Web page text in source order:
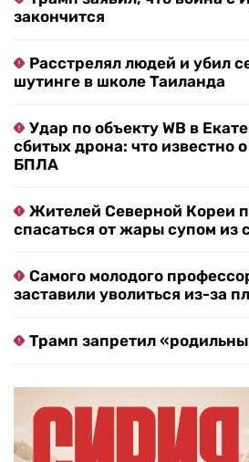
закончится
Расстрелял людей и убил
шутинге в школе Таиланда
Удар по объекту WB в
сбитых дрона: что известно
БПЛА
Жителей Северной Кореи
спасаться от жары супом из
Самого молодого
заставили уволиться из-за
Трамп запретил